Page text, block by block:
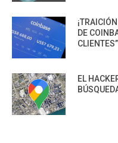
DE
CLIENTES”
EL